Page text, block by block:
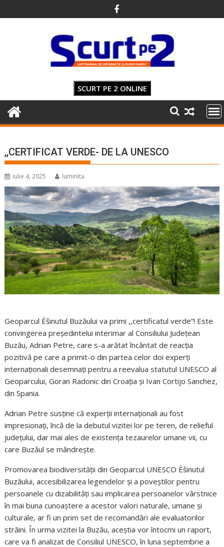
to
SCURT PE 2 ONLINE
,,CERTIFICAT VERDE- DE LA UNESCO
iulie 4, 2025 luminita
Geoparcul Èšinutul Buzăului va primi ,,certificatul verde”! Este
convingerea președintelui interimar al Consiliului Județean
Buzău, Adrian Petre, care s-a arătat încântat de reacția
pozitivă pe care a primit-o din partea celor doi experți
internaționali desemnați pentru a reevalua statutul UNESCO al
Geoparcului, Goran Radonic din Croația și Ivan Cortijo Sanchez,
din Spania.
Adrian Petre susține că experții internaționali au fost
impresionați, încă de la debutul vizitei lor pe teren, de relieful
județului, dar mai ales de existența tezaurelor umane vii, cu
care Buzăul se mândrește.
Promovarea biodiversității din Geoparcul UNESCO Èšinutul
Buzăului, accesibilizarea legendelor și a poveștilor pentru
persoanele cu dizabilități sau implicarea persoanelor vârstnice
în mai buna cunoaștere a acestor valori naturale, umane și
culturale, ar fi un prim set de recomandări ale evaluatorilor
străini. În urma vizitei la Buzău, aceștia vor întocmi un raport,
care va fi analizat de Consiliul UNESCO, în luna septembrie a